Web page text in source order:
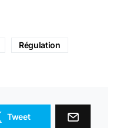
Régulation
Tweet